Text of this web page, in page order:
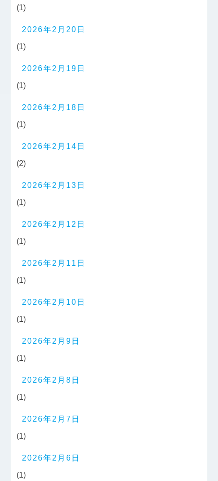
(1)
2026年2月20日
(1)
2026年2月19日
(1)
2026年2月18日
(1)
2026年2月14日
(2)
2026年2月13日
(1)
2026年2月12日
(1)
2026年2月11日
(1)
2026年2月10日
(1)
2026年2月9日
(1)
2026年2月8日
(1)
2026年2月7日
(1)
2026年2月6日
(1)